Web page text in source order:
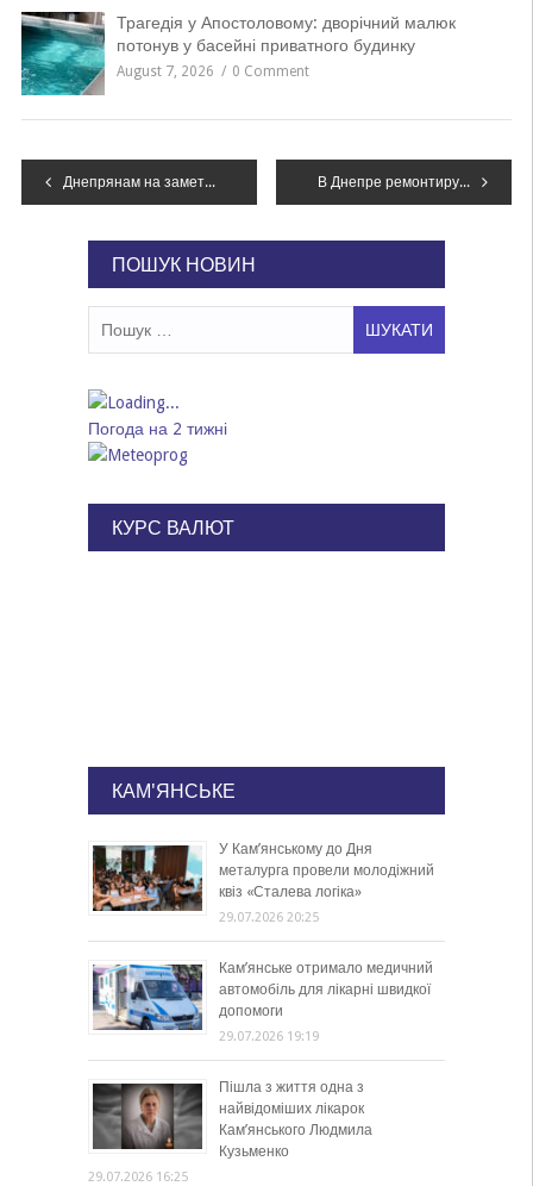
Трагедія у Апостоловому: дворічний малюк
потонув у басейні приватного будинку
August 7, 2026 0 Comment
Навігація
Днепрянам на заметку: как не попасть в аварию из-за тумана, – СОВЕТЫ ПОЛИЦИИ В Днепре ремонтируют аварийный путепровод, – ФОТО
ПОШУК НОВИН
Погода на 2 тижні
КУРС ВАЛЮТ
КАМ'ЯНСЬКЕ
У Кам’янському до Дня
металурга провели молодіжний
квіз «Сталева логіка»
29.07.2026 20:25
Кам’янське отримало медичний
автомобіль для лікарні швидкої
допомоги
29.07.2026 19:19
Пішла з життя одна з
найвідоміших лікарок
Кам’янського Людмила
Кузьменко
29.07.2026 16:25